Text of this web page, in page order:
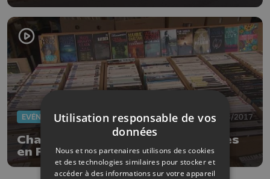
EVÈNEMENTS 19/08/2017
Chanxhe : c'est le week-end Livres
en Fête, 33 ème du nom
Utilisation responsable de vos
données
Nous et nos partenaires utilisons des cookies
et des technologies similaires pour stocker et
accéder à des informations sur votre appareil